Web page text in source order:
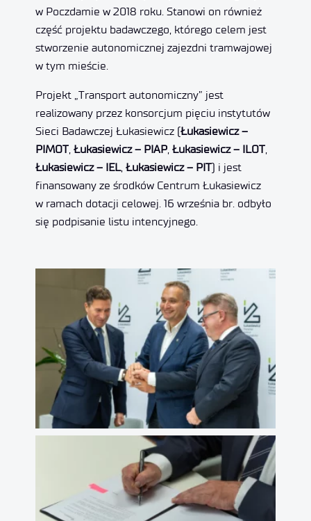
w Poczdamie w 2018 roku. Stanowi on również
część projektu badawczego, którego celem jest
stworzenie autonomicznej zajezdni tramwajowej
w tym mieście.
Projekt „Transport autonomiczny” jest
realizowany przez konsorcjum pięciu instytutów
Sieci Badawczej Łukasiewicz (Łukasiewicz –
PIMOT Łukasiewicz – PIAP Łukasiewicz – ILOT
Łukasiewicz – IEL, Łukasiewicz – PIT) i jest
finansowany ze środków Centrum Łukasiewicz
w ramach dotacji celowej. 16 września br. odbyło
się podpisanie listu intencyjnego.